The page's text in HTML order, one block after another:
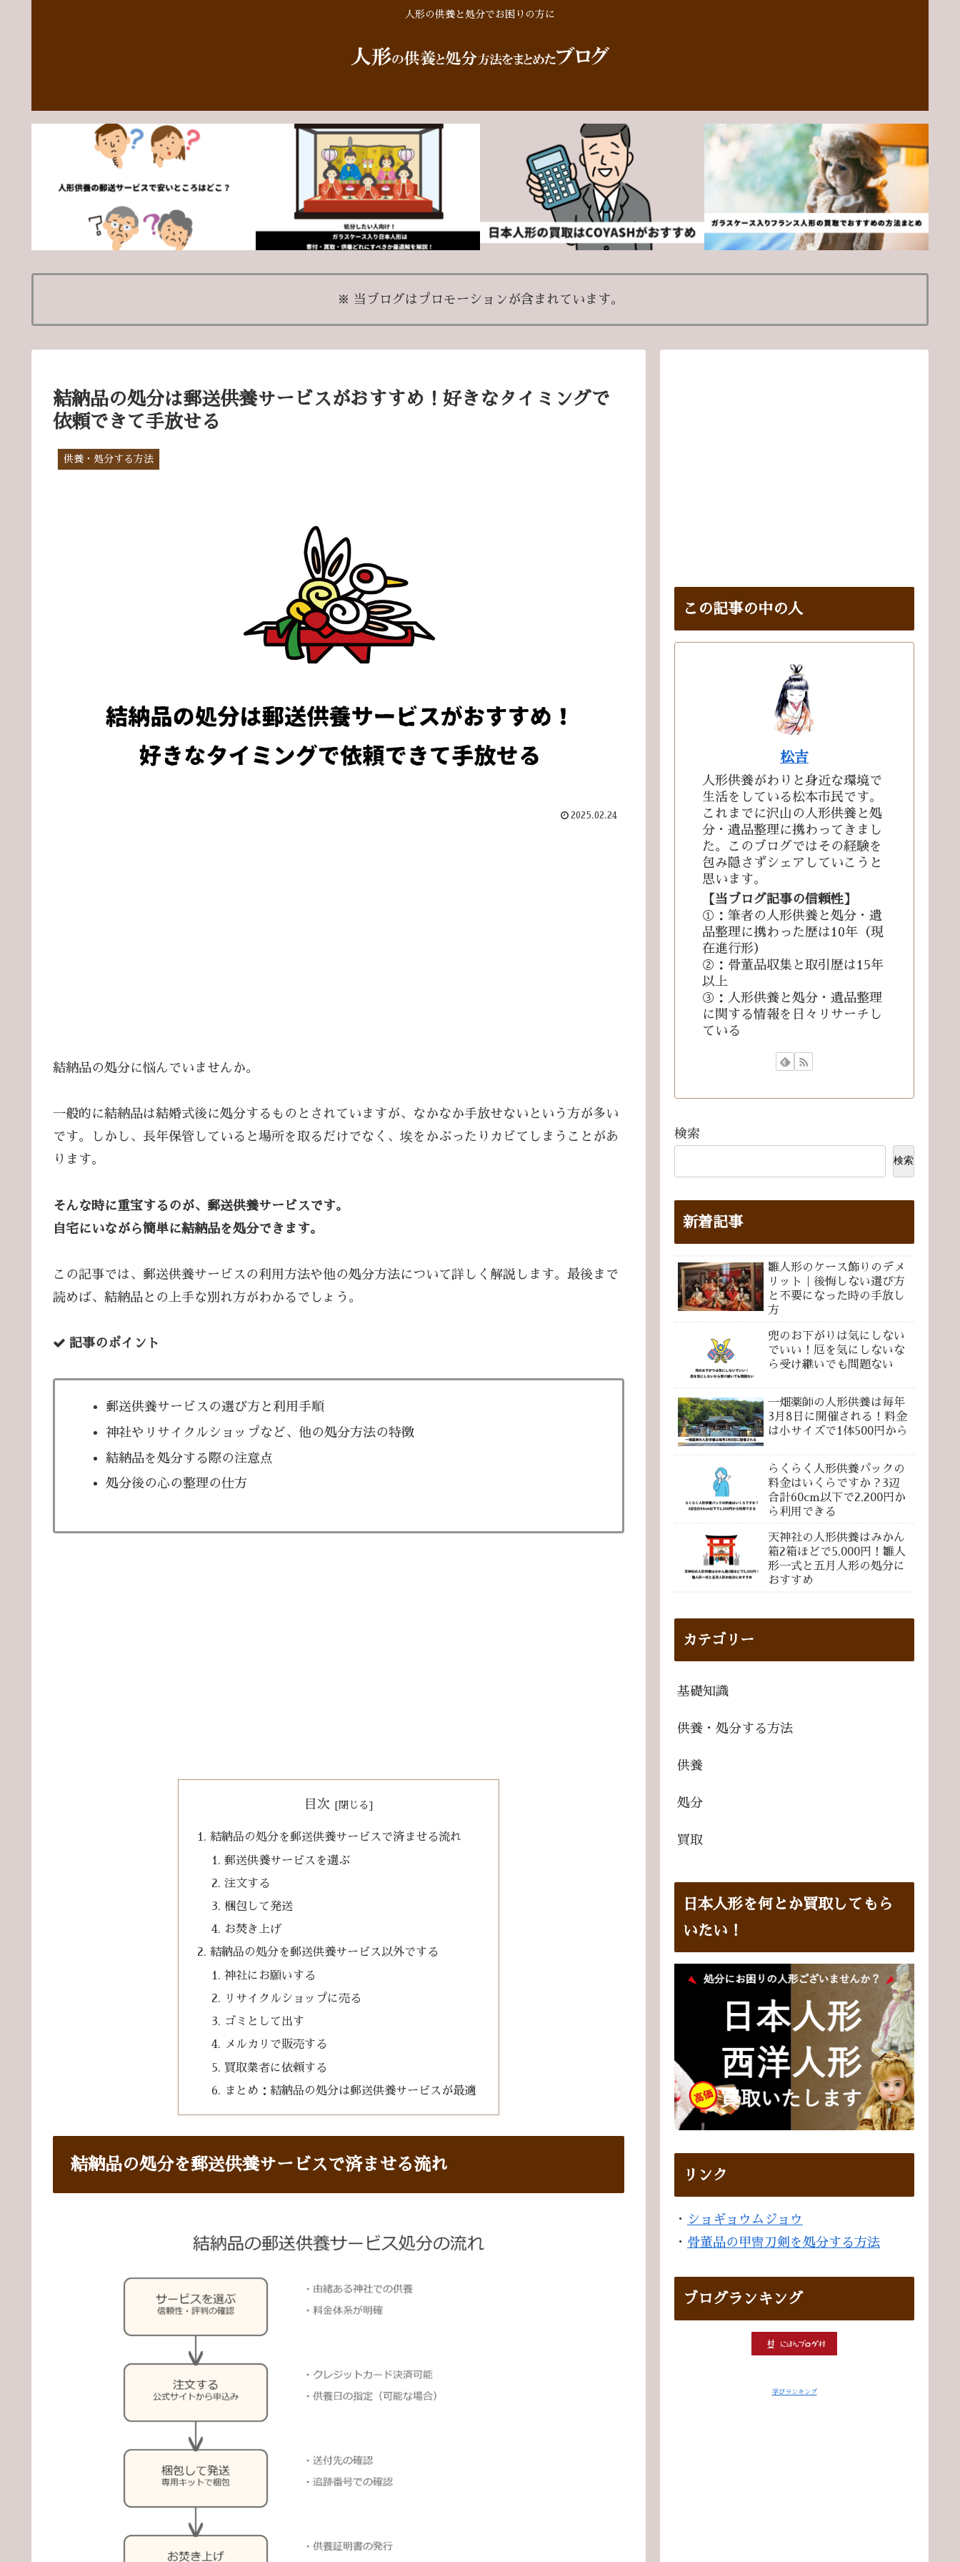
人形の供養と処分でお困りの方に
※ 当ブログはプロモーションが含まれています。
結納品の処分は郵送供養サービスがおすすめ！好きなタイミングで
依頼できて手放せる
供養・処分する方法
2025.02.24
結納品の処分に悩んでいませんか。
一般的に結納品は結婚式後に処分するものとされていますが、なかなか手放せないという方が多い
です。
しかし、長年保管していると場所を取るだけでなく、埃をかぶったりカビてしまうことがあ
ります。
そんな時に重宝するのが、郵送供養サービスです。
自宅にいながら簡単に結納品を処分できます。
この記事では、郵送供養サービスの利用方法や他の処分方法について詳しく解説します。最後まで
読めば、結納品との上手な別れ方がわかるでしょう。
記事のポイント
郵送供養サービスの選び方と利用手順
神社やリサイクルショップなど、他の処分方法の特徴
結納品を処分する際の注意点
処分後の心の整理の仕方
目次
結納品の処分を郵送供養サービスで済ませる流れ
郵送供養サービスを選ぶ
注文する
梱包して発送
お焚き上げ
結納品の処分を郵送供養サービス以外でする
神社にお願いする
リサイクルショップに売る
ゴミとして出す
メルカリで販売する
買取業者に依頼する
まとめ：結納品の処分は郵送供養サービスが最適
結納品の処分を郵送供養サービスで済ませる流れ
この記事の中の人
松吉
人形供養がわりと身近な環境で
生活をしている松本市民です。
これまでに沢山の人形供養と処
分・遺品整理に携わってきまし
た。このブログではその経験を
包み隠さずシェアしていこうと
思います。
【当ブログ記事の信頼性】
①：筆者の人形供養と処分・遺
品整理に携わった歴は10年（現
在進行形）
②：骨董品収集と取引歴は15年
以上
③：人形供養と処分・遺品整理
に関する情報を日々リサーチし
ている
検索
検索
新着記事
雛人形のケース飾りのデメ
リット｜後悔しない選び方
と不要になった時の手放し
方
兜のお下がりは気にしない
でいい！厄を気にしないな
ら受け継いでも問題ない
一畑薬師の人形供養は毎年
3月8日に開催される！料金
は小サイズで1体500円から
らくらく人形供養パックの
料金はいくらですか？3辺
合計60cm以下で2,200円か
ら利用できる
天神社の人形供養はみかん
箱2箱ほどで5,000円！雛人
形一式と五月人形の処分に
おすすめ
カテゴリー
基礎知識
供養・処分する方法
供養
処分
買取
日本人形を何とか買取してもら
いたい！
リンク
・ ショギョウムジョウ
・ 骨董品の甲冑刀剣を処分する方法
ブログランキング
学びランキング